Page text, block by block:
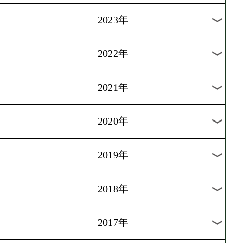
[ニュース]2009.8.14
ロンドン五輪に女子ボクシ
1
過去のニュース
2025年